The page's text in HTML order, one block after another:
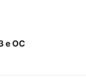
e OC